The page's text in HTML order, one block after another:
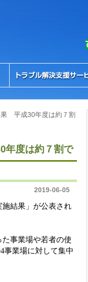
果 平成30年度は約７割
年度は約７割で
2019-06-05
結果」が公表され
事業場や若者の使
事業場に対して集中